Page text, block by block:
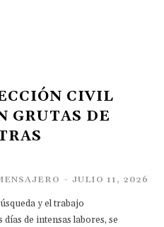
CIVIL
GRUTAS DE
- JULIO 11, 2026
y el trabajo
de intensas labores, se